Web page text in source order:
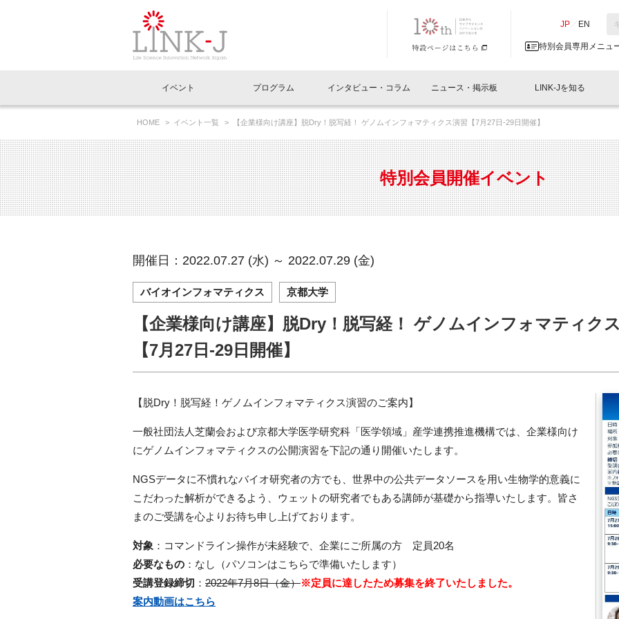
JP EN
特別会員専用メニュ
イベントお知らせメール登録
閉じる
イベント
イベント一覧
LINK-J主催・共催 特別会員開催
LINK-J協賛・協力 出展・参加
イベントレポート一覧
LINK-J主催・共催
LINK-J協賛・協力
プログラム
Out of Box相談室 What's "UNIKORN"？
インタビュー・コラム
インタビュー・コラム一覧
スペシャルインタビュー ベンチャーインタビュー 会報
連載コラム サポーターコラム 日本
ニュース・掲示板
ニュース一覧
トピック プレスリリース
メディア情報 海外関連
協賛・協力 施設
人と情報の交流掲示板一覧
会員プレスリリース
募集
LINK-Jを知る
理事長挨拶 Why in Nihonbashi
国内外連携 サポーター紹介 事業
組織概要 パンフレット GTB
特別会員一覧 特別会員について 入会
専用メニューはこちら
ラウンジ・会議室 オフィス・ラボ 施設
アクセス
HOME イベント一覧 【企業様向け講座】脱Dry！脱写経！ ゲノムインフォマティクス演習【7月27日-29日開催】
特別会員開催イベント
開催日：2022.07.27 (水) ～ 2022.07.29 (金)
バイオインフォマティクス 京都大学
【企業様向け講座】脱Dry！脱写経！ ゲノムインフォマティク
【7月27日-29日開催】
【脱Dry！脱写経！ゲノムインフォマティクス演習のご案内】
一般社団法人芝蘭会および京都大学医学研究科「医学領域」 産学連携推進機構では、 企業様向け
にゲノムインフォマティクスの公開演習を下記の通り開催いたします。
NGSデータに不慣れなバイオ研究者の方でも、 世界中の公共データソースを用い生物学的意義に
こだわった解析ができるよう、 ウェットの研究者でもある講師が基礎から指導いたします。皆さ
まのご受講を心よりお待ち申し上げております。
対象 ：コマンドライン操作が未経験で、企業にご所属の方 定員20名
必要なもの ：なし（パソコンはこちらで準備いたします）
受講登録締切 ： 2022年7月8日（金）※定員に達したため募集を終了いたしました。
案内動画はこちら